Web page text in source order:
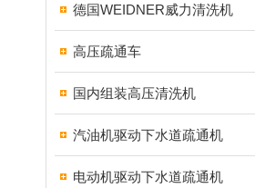
德国WEIDNER威力清洗机
高压疏通车
国内组装高压清洗机
汽油机驱动下水道疏通机
电动机驱动下水道疏通机